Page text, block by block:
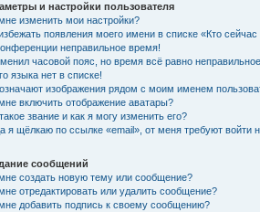
и настройки пользователя
изменить мои настройки?
появления моего имени в списке «Кто
неправильное время!
часовой пояс, но время всё равно
языка нет в списке!
изображения рядом с моим именем
включить отображение аватары?
звание и как я могу изменить его?
я щёлкаю по ссылке «email», от меня требуют войти
сообщений
создать новую тему или сообщение?
отредактировать или удалить сообщение?
добавить подпись к своему сообщению?